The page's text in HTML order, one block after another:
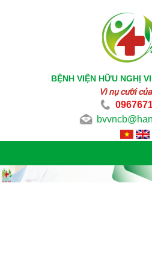
BỆNH VIỆN HỮU NGHỊ
Vì nụ cười